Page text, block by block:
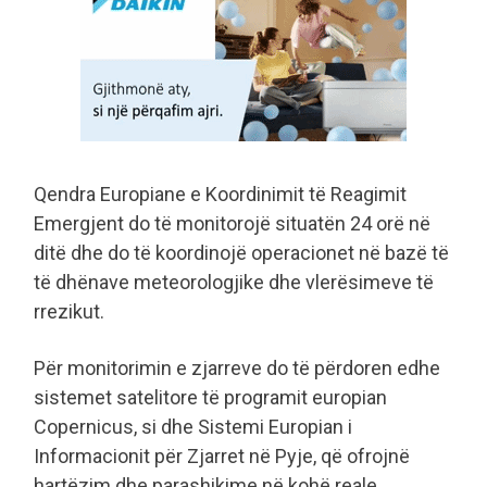
Qendra Europiane e Koordinimit të Reagimit
Emergjent do të monitorojë situatën 24 orë në
ditë dhe do të koordinojë operacionet në bazë të
të dhënave meteorologjike dhe vlerësimeve të
rrezikut.
Për monitorimin e zjarreve do të përdoren edhe
sistemet satelitore të programit europian
Copernicus, si dhe Sistemi Europian i
Informacionit për Zjarret në Pyje, që ofrojnë